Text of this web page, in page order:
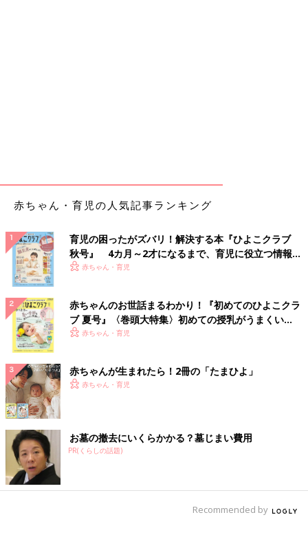
赤ちゃん・育児の人気記事ランキング
育児の困ったがズバリ！解決する本『ひよこクラブ
秋号』 4カ月～2才になるまで、育児に役立つ情報が
いっぱい！
赤ちゃん・育児
赤ちゃんのお世話まるわかり！『初めてのひよこクラ
ブ 夏号』〈巻頭大特集〉初めての授乳がうまくい
く！ おっぱい・ミルクの基本と夏のトラブル 解決テ
赤ちゃん・育児
赤ちゃんが生まれたら！2冊の「たまひよ」
赤ちゃん・育児
お墓の撤去にいくらかかる？墓じまい費用
PR(くらしの話題)
Recommended by